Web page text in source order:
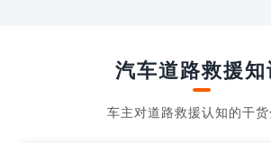
汽车道路救援知
车主对道路救援认知的干